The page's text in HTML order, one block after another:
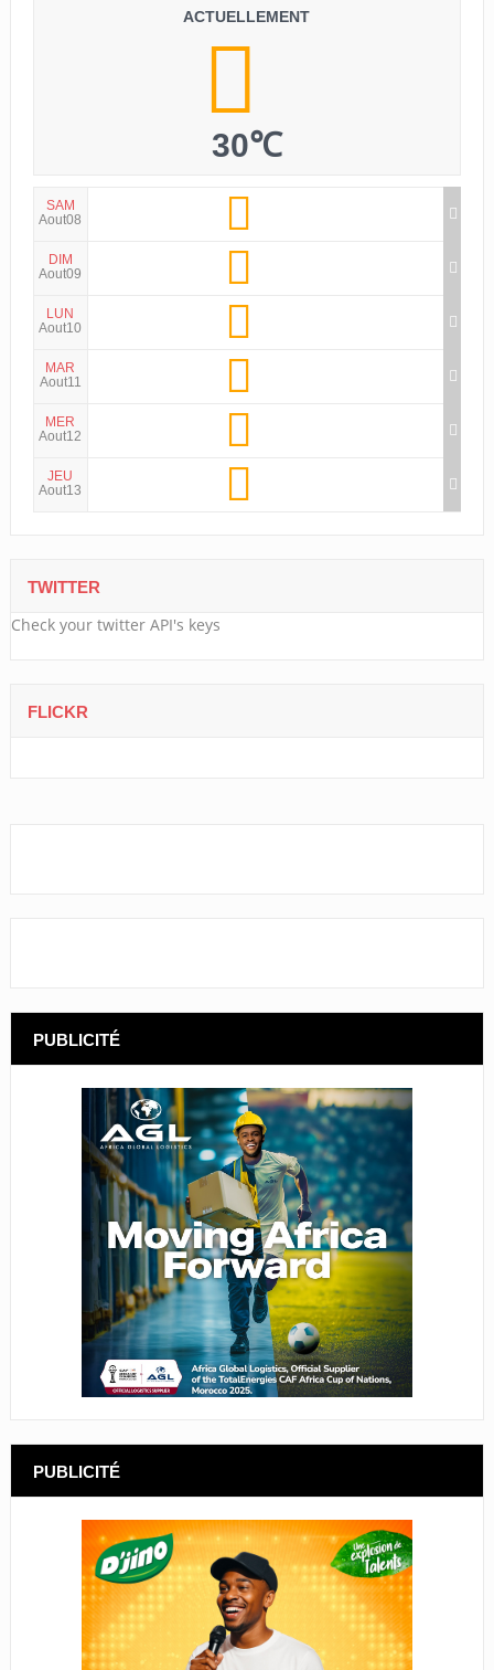
ACTUELLEMENT
30℃
SAM
Aout08
DIM
Aout09
LUN
Aout10
MAR
Aout11
MER
Aout12
JEU
Aout13
TWITTER
Check your twitter API's keys
FLICKR
PUBLICITÉ
PUBLICITÉ